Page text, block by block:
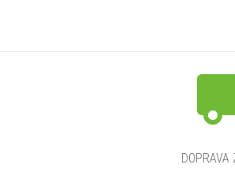
DOPRAVA